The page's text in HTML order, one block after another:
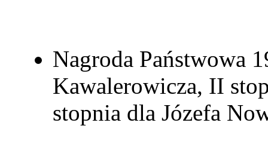
Nagroda Państwowa
Kawalerowicza, II
stopnia dla Józefa